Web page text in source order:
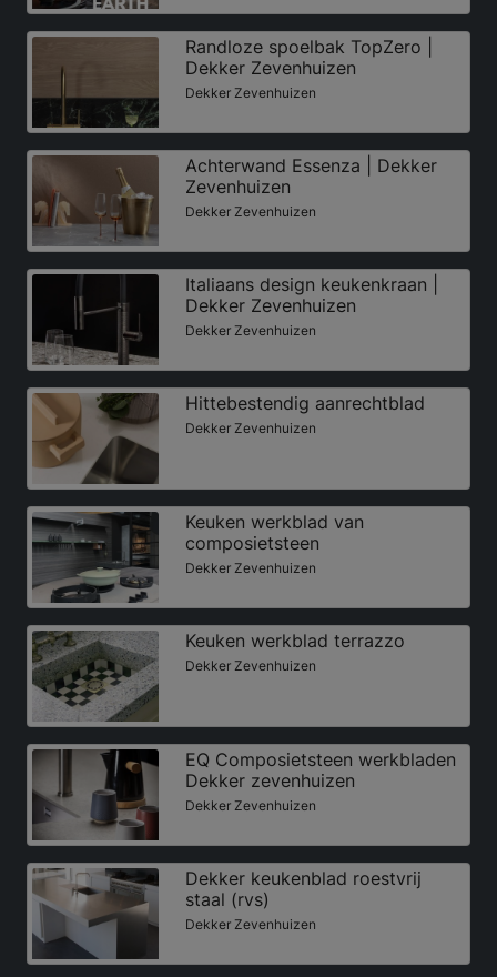
Randloze spoelbak TopZero |
Dekker Zevenhuizen
Dekker Zevenhuizen
Achterwand Essenza | Dekker
Zevenhuizen
Dekker Zevenhuizen
Italiaans design keukenkraan |
Dekker Zevenhuizen
Dekker Zevenhuizen
Hittebestendig aanrechtblad
Dekker Zevenhuizen
Keuken werkblad van
composietsteen
Dekker Zevenhuizen
Keuken werkblad terrazzo
Dekker Zevenhuizen
EQ Composietsteen werkbladen
Dekker zevenhuizen
Dekker Zevenhuizen
Dekker keukenblad roestvrij
staal (rvs)
Dekker Zevenhuizen